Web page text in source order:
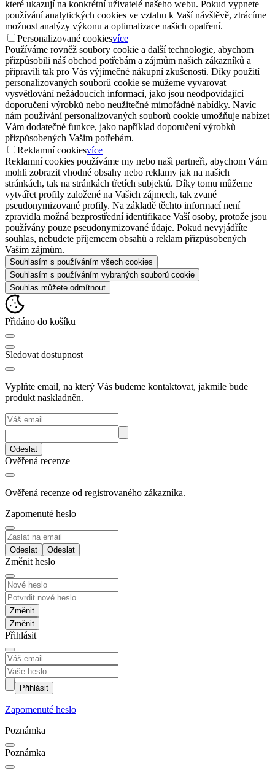
které ukazují na konkrétní uživatelé našeho webu. Pokud vypnete
používání analytických cookies ve vztahu k Vaší návštěvě, ztrácíme
možnost analýzy výkonu a optimalizace našich opatření.
Personalizované cookiesvíce
Používáme rovněž soubory cookie a další technologie, abychom
přizpůsobili náš obchod potřebám a zájmům našich zákazníků a
připravili tak pro Vás výjimečné nákupní zkušenosti. Díky použití
personalizovaných souborů cookie se můžeme vyvarovat
vysvětlování nežádoucích informací, jako jsou neodpovídající
doporučení výrobků nebo neužitečné mimořádné nabídky. Navíc
nám používání personalizovaných souborů cookie umožňuje nabízet
Vám dodatečné funkce, jako například doporučení výrobků
přizpůsobených Vašim potřebám.
Reklamní cookiesvíce
Reklamní cookies používáme my nebo naši partneři, abychom Vám
mohli zobrazit vhodné obsahy nebo reklamy jak na našich
stránkách, tak na stránkách třetích subjektů. Díky tomu můžeme
vytvářet profily založené na Vašich zájmech, tak zvané
pseudonymizované profily. Na základě těchto informací není
zpravidla možná bezprostřední identifikace Vaší osoby, protože jsou
používány pouze pseudonymizované údaje. Pokud nevyjádříte
souhlas, nebudete příjemcem obsahů a reklam přizpůsobených
Vašim zájmům.
Souhlasím s používáním všech cookies
Souhlasím s používáním vybraných souborů cookie
Souhlas můžete odmítnout
Přidáno do košíku
Sledovat dostupnost
Vyplňte email, na který Vás budeme kontaktovat, jakmile bude
produkt naskladněn.
Odeslat
Ověřená recenze
Ověřená recenze od registrovaného zákazníka.
Zapomenuté heslo
Odeslat
Změnit heslo
Změnit
Přihlásit
Přihlásit
Zapomenuté heslo
Poznámka
Poznámka